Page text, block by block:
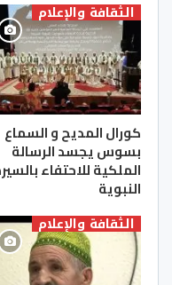
الثقافة والإعلام
كورال المديح و السماع
بسوس يجسد الرسالة
الملكية للاحتفاء
النبوية
الثقافة والإعلام